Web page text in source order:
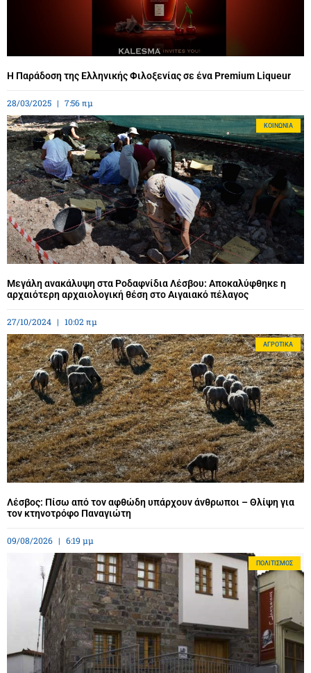
Η Παράδοση της Ελληνικής Φιλοξενίας σε ένα Premium Liqueur
28/03/2025 7:56 πμ
ΚΟΙΝΩΝΊΑ
Μεγάλη ανακάλυψη στα Ροδαφνίδια Λέσβου: Αποκαλύφθηκε η
αρχαιότερη αρχαιολογική θέση στο Αιγαιακό πέλαγος
27/10/2024 10:02 πμ
ΑΓΡΟΤΙΚΆ
Λέσβος: Πίσω από τον αφθώδη υπάρχουν άνθρωποι – Θλίψη για
τον κτηνοτρόφο Παναγιώτη
09/08/2026 6:19 μμ
ΠΟΛΙΤΙΣΜΌΣ